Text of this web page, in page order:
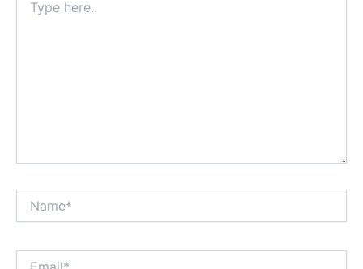
here..